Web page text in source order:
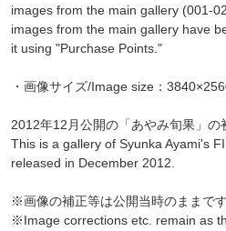
images from the main gallery (001-
images from the main gallery have
it using "Purchase Points."
・画像サイズ/Image size：
2012年12月公開の「あやみ旬果」
This is a gallery of Syunka Ayami's
released in December 2012.
※画像の補正等は公開当時のままです
※Image corrections etc. remain as